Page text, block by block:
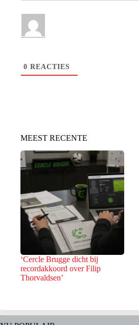
0 REACTIES
MEEST RECENTE
‘Cercle Brugge dicht bij
recordakkoord over Filip
Thorvaldsen’